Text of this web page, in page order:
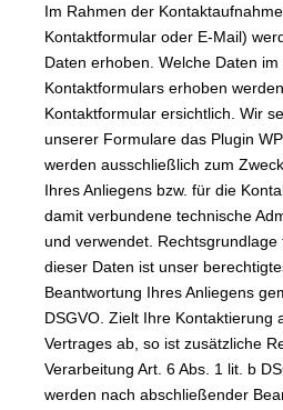
Im Rahmen der
Kontaktformular oder E-Mail)
Daten erhoben. Welche Daten
Kontaktformulars erhoben
Kontaktformular ersichtlich. Wir
unserer Formulare das Plugin
werden ausschließlich zum
Ihres Anliegens bzw. für die
damit verbundene technische
und verwendet. Rechtsgrundlage
dieser Daten ist unser
Beantwortung Ihres Anliegens
DSGVO. Zielt Ihre Kontaktierung
Vertrages ab, so ist zusätzliche
Verarbeitung Art. 6 Abs. 1 lit. b
werden nach abschließender